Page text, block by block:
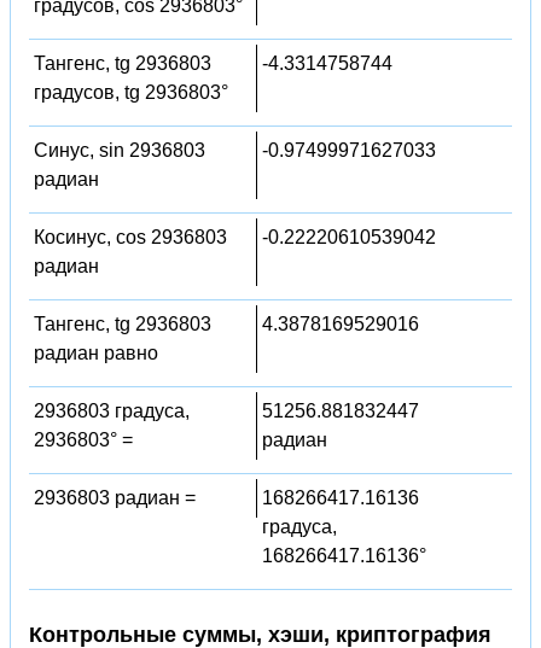
градусов, cos 2936803°
Тангенс, tg 2936803
градусов, tg 2936803°
-4.3314758744
Синус, sin 2936803
радиан
-0.97499971627033
Косинус, cos 2936803
радиан
-0.22220610539042
Тангенс, tg 2936803
радиан равно
4.3878169529016
2936803 градуса,
2936803° =
51256.881832447
радиан
2936803 радиан =
168266417.16136
градуса,
168266417.16136°
Контрольные суммы, хэши, криптография